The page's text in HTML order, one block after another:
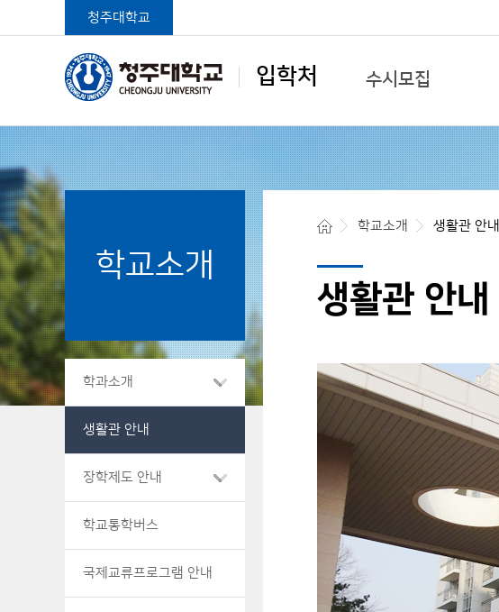
입학처
청주대학교
학생중심 글로벌대학
청주대학교 입학처
수시모집
학교소개
학과소개
생활관 안내
장학제도 안내
학교통학버스
국제교류프로그램 안내
학교소개 생활관 안내
생활관 안내